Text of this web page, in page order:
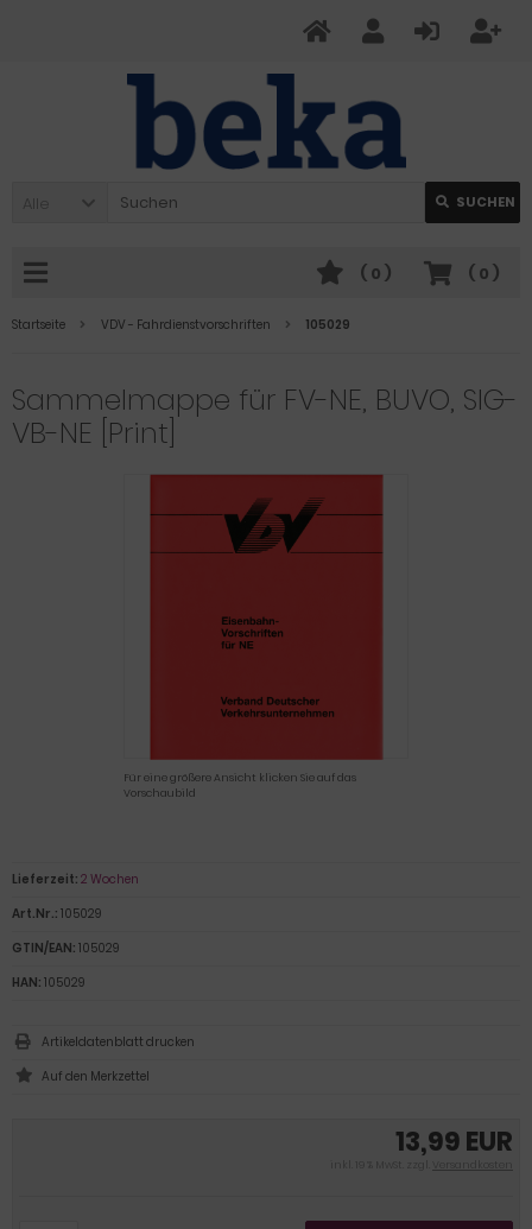
Alle SUCHEN
( 0 )
( 0 )
Startseite VDV - Fahrdienstvorschriften 105029
Sammelmappe für FV-NE, BUVO, SIG-
VB-NE [Print]
Für eine größere Ansicht klicken Sie auf das
Vorschaubild
13,99 EUR
inkl. 19 % MwSt. zzgl. Versandkosten
Lieferzeit: 2 Wochen
Art.Nr.: 105029
GTIN/EAN: 105029
HAN: 105029
Artikeldatenblatt drucken